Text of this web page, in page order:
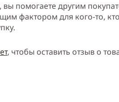
вы помогаете другим
фактором для кого-то, кто
, чтобы оставить отзыв о